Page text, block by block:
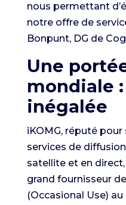
nous permettant
notre offre de
Bonpunt, DG de
Une
mondiale
inégalée
iKOMG, réputé
services de
satellite et en
grand fournisseur
(Occasional Use)